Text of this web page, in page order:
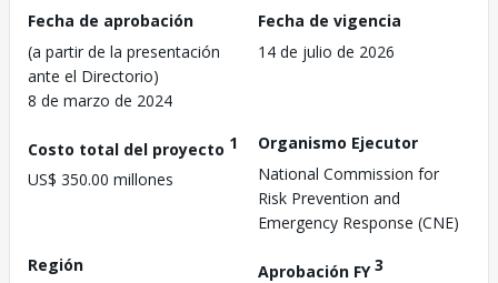
Fecha de aprobación
(a partir de la presentación
ante el Directorio)
8 de marzo de 2024
Fecha de vigencia
14 de julio de 2026
Costo total del proyecto 1
US$ 350.00 millones
Organismo Ejecutor
National Commission for
Risk Prevention and
Emergency Response (CNE)
Región
Aprobación FY3